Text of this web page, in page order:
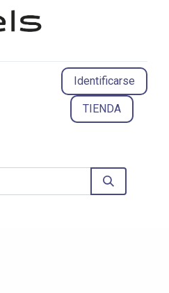
Identificarse
TIENDA